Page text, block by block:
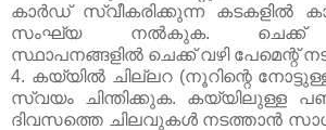
കാര്‍ഡ് സ്വീകരിക്കുന്ന കടകളില്‍
സംഘ്യ നല്‍കുക. ചെക്ക്
സ്ഥാപനങ്ങളില്‍ ചെക്ക് വഴി പേമെന്റ്
4. കയ്യില്‍ ചില്ലറ (നൂറിന്റെ
സ്വയം ചിന്തിക്കുക. കയ്യിലുള്ള
ദിവസത്തെ ചിലവുകള്‍ നടത്താന്‍